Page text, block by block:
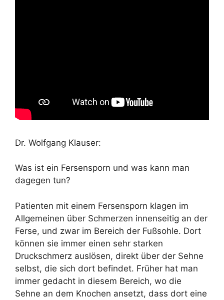
Dr. Wolfgang Klauser:
Was ist ein Fersensporn und was kann man
dagegen tun?
Patienten mit einem Fersensporn klagen im
Allgemeinen über Schmerzen innenseitig an der
Ferse, und zwar im Bereich der Fußsohle. Dort
können sie immer einen sehr starken
Druckschmerz auslösen, direkt über der Sehne
selbst, die sich dort befindet. Früher hat man
immer gedacht in diesem Bereich, wo die
Sehne an dem Knochen ansetzt, dass dort eine